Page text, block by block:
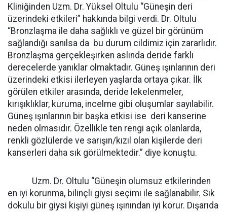
Kliniğinden Uzm. Dr. Yüksel Oltulu “Güneşin deri
üzerindeki etkileri” hakkında bilgi verdi. Dr. Oltulu
“Bronzlaşma ile daha sağlıklı ve güzel bir görünüm
sağlandığı sanılsa da bu durum cildimiz için zararlıdır.
Bronzlaşma gerçekleşirken aslında deride farklı
derecelerde yanıklar olmaktadır. Güneş ışınlarının deri
üzerindeki etkisi ilerleyen yaşlarda ortaya çıkar. İlk
görülen etkiler arasında, deride lekelenmeler,
kırışıklıklar, kuruma, incelme gibi oluşumlar sayılabilir.
Güneş ışınlarının bir başka etkisi ise deri kanserine
neden olmasıdır. Özellikle ten rengi açık olanlarda,
renkli gözlülerde ve sarışın/kızıl olan kişilerde deri
kanserleri daha sık görülmektedir.” diye konuştu.
Uzm. Dr. Oltulu “Güneşin olumsuz etkilerinden
en iyi korunma, bilinçli giysi seçimi ile sağlanabilir. Sık
dokulu bir giysi kişiyi güneş ışınından iyi korur. Dışarıda